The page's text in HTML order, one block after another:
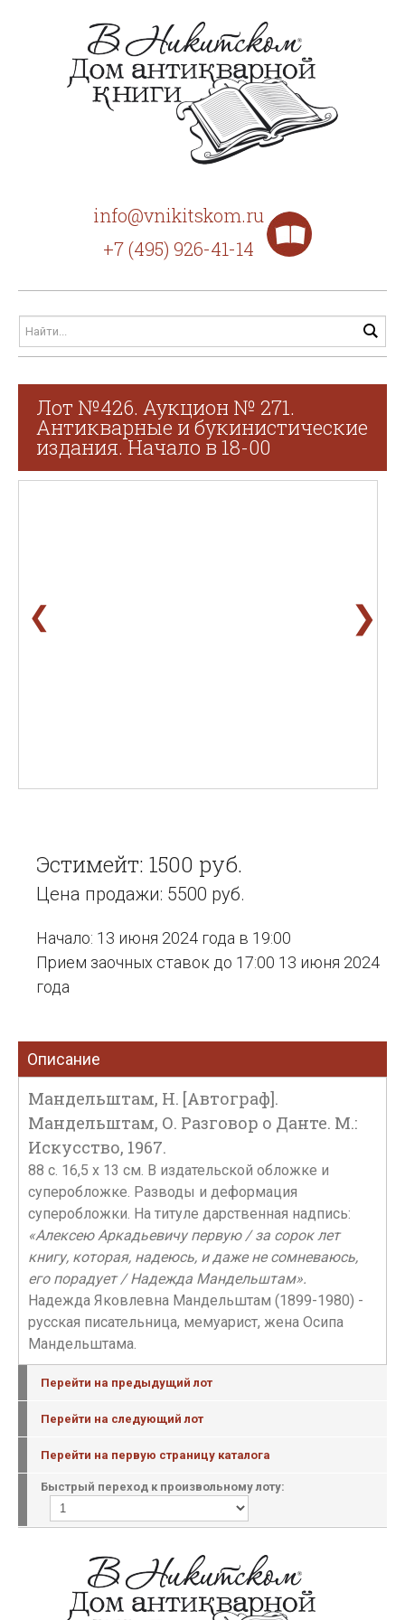
info@vnikitskom.ru
+7 (495) 926-41-14
Лот №426. Аукцион № 271.
Антикварные и букинистические
издания. Начало в 18-00
❮ ❯
Эстимейт: 1500 руб.
Цена продажи: 5500 руб.
Начало: 13 июня 2024 года в 19:00
Прием заочных ставок до 17:00 13 июня 2024
года
Описание
Мандельштам, Н. [Автограф].
Мандельштам, О. Разговор о Данте. М.:
Искусство, 1967.
88 c. 16,5 x 13 см. В издательской обложке и
суперобложке. Разводы и деформация
суперобложки. На титуле дарственная надпись:
«Алексею Аркадьевичу первую / за сорок лет
книгу, которая, надеюсь, и даже не сомневаюсь,
его порадует / Надежда Мандельштам».
Надежда Яковлевна Мандельштам (1899-1980) -
русская писательница, мемуарист, жена Осипа
Мандельштама.
Перейти на предыдущий лот
Перейти на следующий лот
Перейти на первую страницу каталога
Быстрый переход к произвольному лоту: